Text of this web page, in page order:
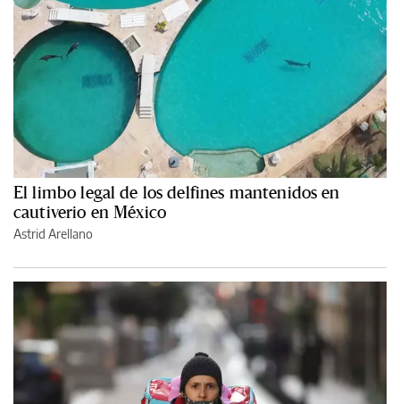
El limbo legal de los delfines mantenidos en
cautiverio en México
Astrid Arellano